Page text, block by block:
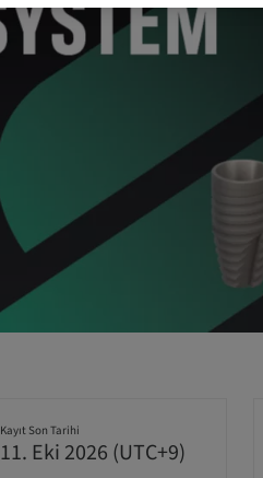
Kayıt Son Tarihi
11. Eki 2026 (UTC+9)